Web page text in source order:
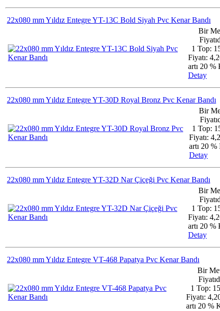
22x080 mm Yıldız Entegre YT-13C Bold Siyah Pvc Kenar Bandı
Bir
1 Top:
Fiyatı:
artı 20
Detay
22x080 mm Yıldız Entegre YT-30D Royal Bronz Pvc Kenar Bandı
Bir
1 Top:
Fiyatı:
artı 20
Detay
22x080 mm Yıldız Entegre YT-32D Nar Çiçeği Pvc Kenar Bandı
Bir
1 Top:
Fiyatı:
artı 20
Detay
22x080 mm Yıldız Entegre VT-468 Papatya Pvc Kenar Bandı
Bir
1 Top:
Fiyatı:
artı 20 %